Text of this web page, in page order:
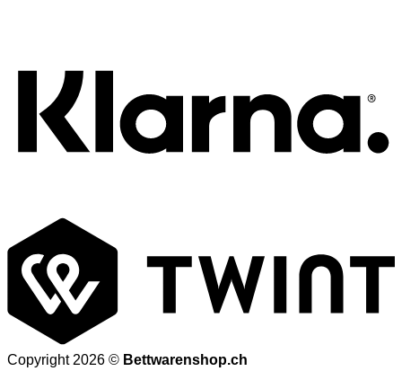
Copyright 2026 © Bettwarenshop.ch